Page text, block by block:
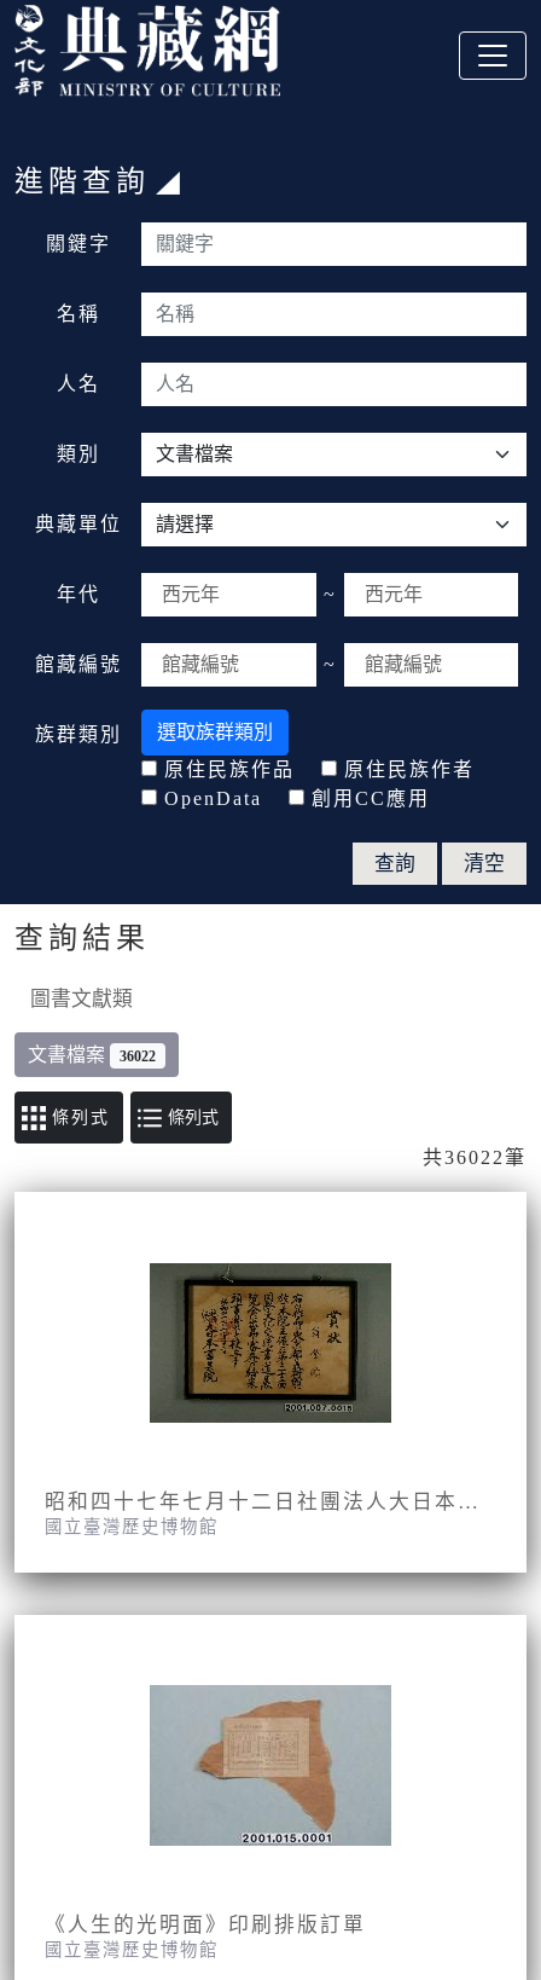
跳到主要內容
:::
:::
進階查詢
關鍵字
名稱
人名
類別
典藏單位
年代 ~
館藏編號 ~
族群類別
選取族群類別
原住民族作品
原住民族作者
OpenData
創用CC應用
查詢結果
圖書文獻類
文書檔案 36022
條列式
共36022筆
昭和四十七年七月十二日社團法人大日本書藝院頒予翁登添獎狀
國立臺灣歷史博物館
《人生的光明面》印刷排版訂單
國立臺灣歷史博物館